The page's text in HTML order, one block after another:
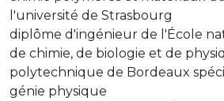
l'université de Strasbourg
diplôme d'ingénieur de l'École
de chimie, de biologie et de
polytechnique de Bordeaux
génie physique